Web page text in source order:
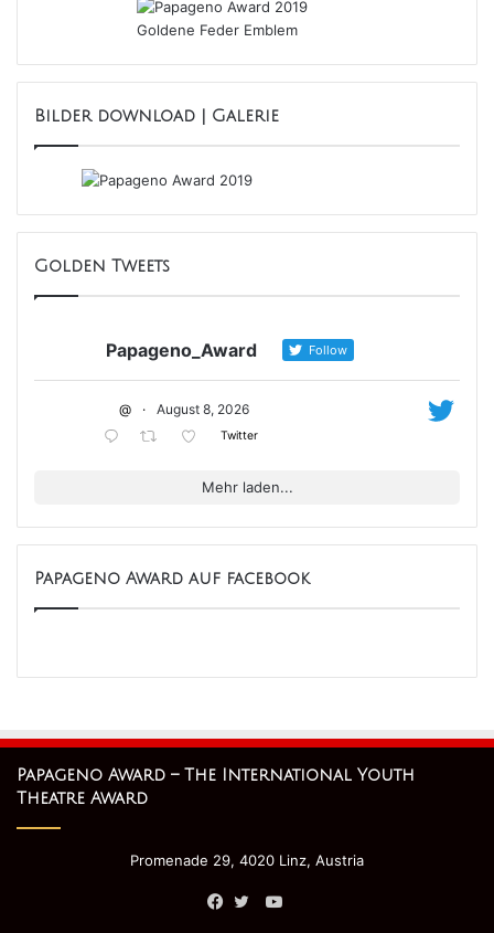
Bilder download | Galerie
Golden Tweets
Papageno_Award Follow
@ · August 8, 2026
Twitter
Mehr laden...
Papageno Award auf facebook
Papageno Award – The International Youth
Theatre Award
Promenade 29, 4020 Linz, Austria
YouTube